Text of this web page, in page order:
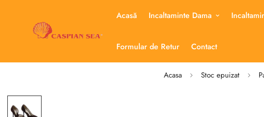
Acasă Incaltaminte Dama
Formular de Retur Contact
Acasa Stoc epuizat